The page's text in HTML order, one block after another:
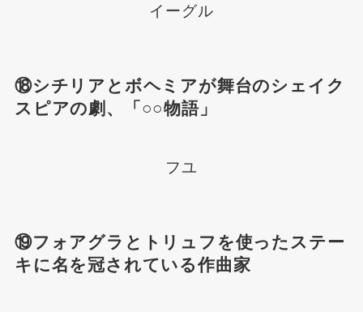
イーグル
⑱シチリアとボヘミアが舞台のシェイク
スピアの劇、「○○物語」
フユ
⑲フォアグラとトリュフを使ったステー
キに名を冠されている作曲家